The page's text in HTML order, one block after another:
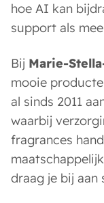
hoe AI kan
support als
Bij Marie-
mooie
al sinds 2011
waarbij
fragrances
draag je bij aan